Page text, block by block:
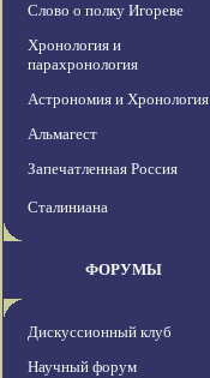
Слово о полку Игореве
Хронология и
парахронология
Астрономия и Хронология
Альмагест
Запечатленная Россия
Сталиниана
ФОРУМЫ
Дискуссионный клуб
Научный форум